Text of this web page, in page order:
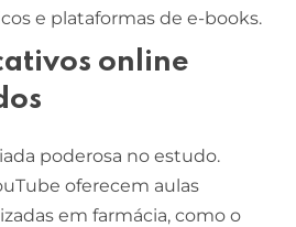
e plataformas de e-books.
online
poderosa no estudo.
oferecem aulas
em farmácia, como o